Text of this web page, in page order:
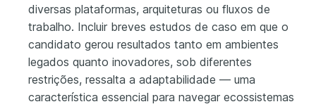
diversas plataformas, arquiteturas ou fluxos de
trabalho. Incluir breves estudos de caso em que o
candidato gerou resultados tanto em ambientes
legados quanto inovadores, sob diferentes
restrições, ressalta a adaptabilidade — uma
característica essencial para navegar ecossistemas